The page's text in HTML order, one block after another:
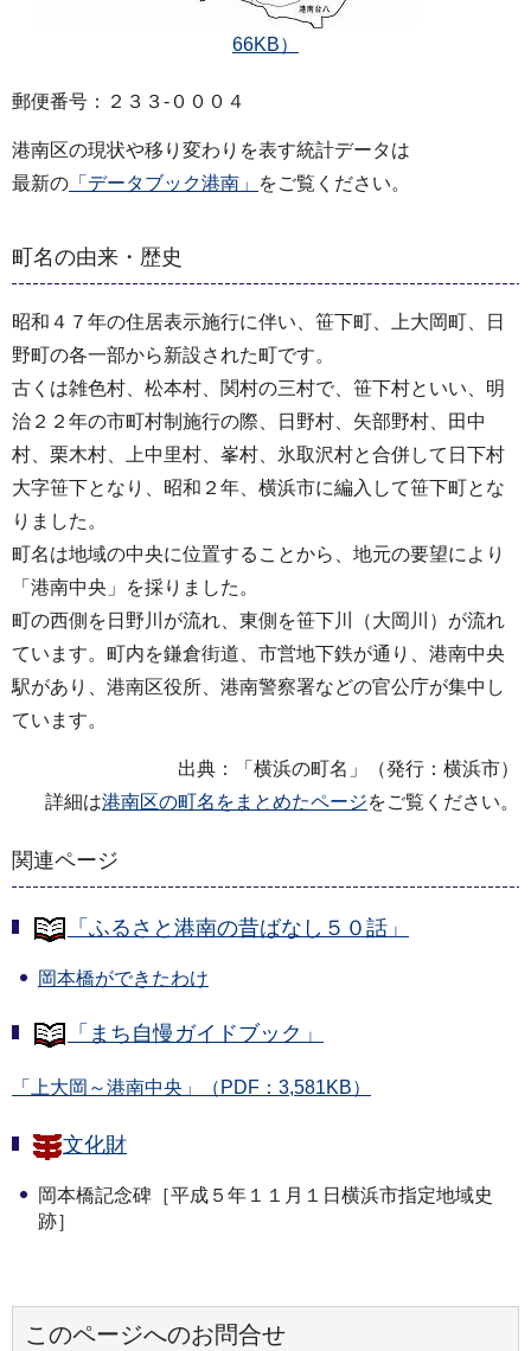
66KB）
郵便番号：２３３‐０００４
港南区の現状や移り変わりを表す統計データは
最新の 「データブック港南」 をご覧ください。
町名の由来・歴史
昭和４７年の住居表示施行に伴い、笹下町、上大岡町、日
野町の各一部から新設された町です。
古くは雑色村、松本村、関村の三村で、笹下村といい、明
治２２年の市町村制施行の際、日野村、矢部野村、田中
村、栗木村、上中里村、峯村、氷取沢村と合併して日下村
大字笹下となり、昭和２年、横浜市に編入して笹下町とな
りました。
町名は地域の中央に位置することから、地元の要望により
「港南中央」を採りました。
町の西側を日野川が流れ、東側を笹下川（大岡川）が流れ
ています。町内を鎌倉街道、市営地下鉄が通り、港南中央
駅があり、港南区役所、港南警察署などの官公庁が集中し
ています。
出典：「横浜の町名」（発行：横浜市）
詳細は港南区の町名をまとめたページをご覧ください。
関連ページ
「ふるさと港南の昔ばなし５０話」
岡本橋ができたわけ
「まち自慢ガイドブック」
「上大岡～港南中央」（PDF：3,581KB）
文化財
岡本橋記念碑［平成５年１１月１日横浜市指定地域史
跡］
このページへのお問合せ